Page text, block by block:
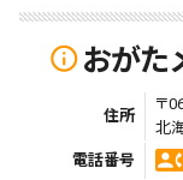
info_outlineおがた
住所
〒
北
電話番号